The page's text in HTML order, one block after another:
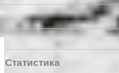
Статистика